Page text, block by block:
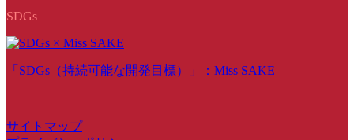
SDGs
「SDGs（持続可能な開発目標）」：Miss SAKE
サイトマップ